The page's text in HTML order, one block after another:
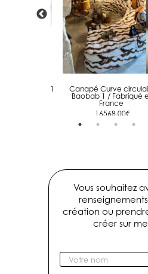
Pouf Baobab 1
Canapé Curve
Baobab 1 / Fabriqué
France
16568,00€
Vous souhaitez
création ou
créer sur
V
o